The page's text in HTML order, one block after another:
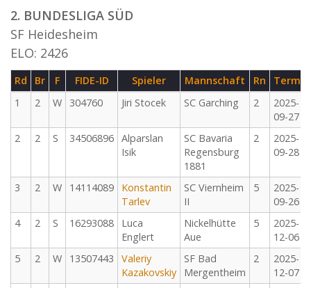
2. BUNDESLIGA SÜD
SF Heidesheim
ELO: 2426
Rd Br F FIDE-ID Spieler Mannschaft Rn
Termin
1
2 W 304760 Jiri Stocek SC Garching 2
2025-
09-27
2
2 S 34506896 Alparslan
Isik
SC Bavaria
Regensburg
1881
2
2025-
09-28
3 2 W 14114089
Konstantin
Tarlev
SC Viernheim
II
5
2025-
09-26
4
2 S 16293088
Luca
Englert
Nickelhütte
Aue
5
2025-
12-06
5
2 W 13507443
Valeriy
Kazakovskiy
SF Bad
Mergentheim
2
2025-
12-07